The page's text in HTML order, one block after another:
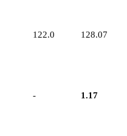
122.0 128.07
- 1.17